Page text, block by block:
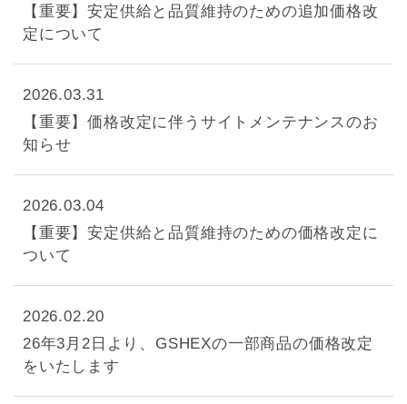
【重要】安定供給と品質維持のための追加価格改
定について
2026.03.31
【重要】価格改定に伴うサイトメンテナンスのお
知らせ
2026.03.04
【重要】安定供給と品質維持のための価格改定に
ついて
2026.02.20
26年3月2日より、GSHEXの一部商品の価格改定
をいたします